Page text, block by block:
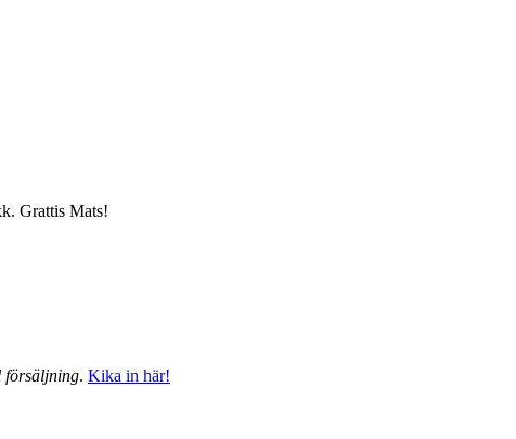
Grattis Mats!
försäljning. Kika in här!